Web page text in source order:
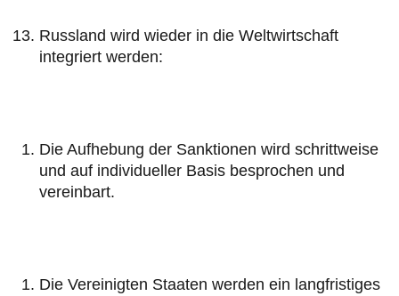
Russland wird wieder in die Weltwirtschaft
integriert werden:
Die Aufhebung der Sanktionen wird schrittweise
und auf individueller Basis besprochen und
vereinbart.
Die Vereinigten Staaten werden ein langfristiges